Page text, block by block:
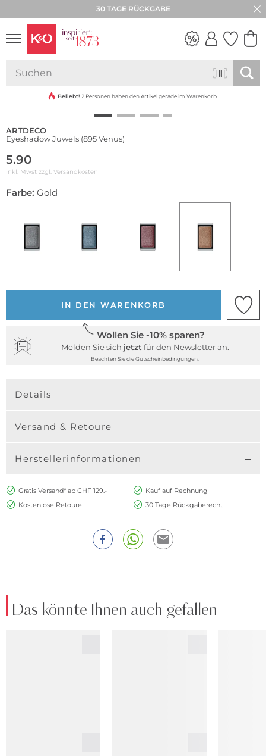
30 TAGE RÜCKGABE
VIBES
Limited Edition
Beliebt! 2 Personen haben den Artikel gerade im Warenkorb
ARTDECO
Eyeshadow Juwels (895 Venus)
5.90
inkl. Mwst zzgl. Versandkosten
Farbe: Gold
IN DEN WARENKORB
Wollen Sie -10% sparen?
Melden Sie sich jetzt für den Newsletter an.
Beachten Sie die Gutscheinbedingungen.
Details
Versand & Retoure
Herstellerinformationen
Gratis Versand* ab CHF 129.-
Kauf auf Rechnung
Kostenlose Retoure
30 Tage Rückgaberecht
Das könnte Ihnen auch gefallen